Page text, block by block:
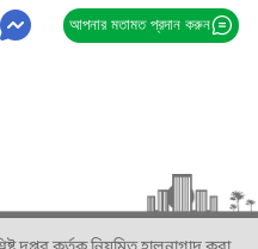
আপনার মতামত প্রদান করুন